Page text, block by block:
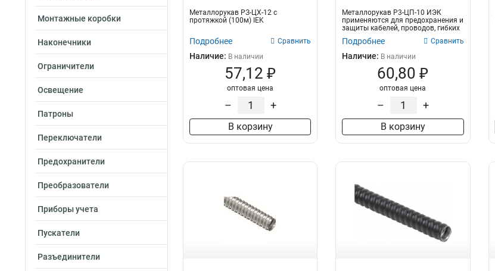
Монтажные коробки
Наконечники
Ограничители
Освещение
Патроны
Переключатели
Предохранители
Преобразователи
Приборы учета
Пускатели
Разъединители
Металлорукав РЗ-ЦХ-12 с
протяжкой (100м) IEK
Подробнее Сравнить
Наличие: В наличии
57,12 ₽
оптовая цена
– +
В корзину
Металлорукав Р3-ЦП-10 ИЭК
применяются для предохранения и
защиты кабелей, проводов, гибких
Подробнее Сравнить
Наличие: В наличии
60,80 ₽
оптовая цена
– +
В корзину